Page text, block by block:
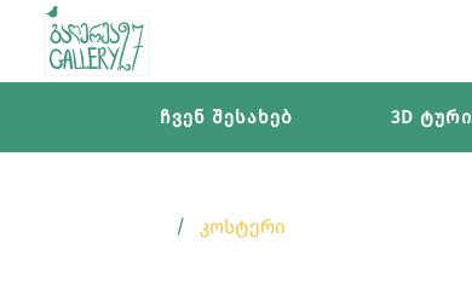
ჩვენ შესახებ 3D ტური
ᲙᲝᲡᲢᲔᲠᲘ